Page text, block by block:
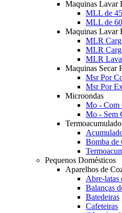
Maquinas Lavar
MLL de
MLL de
Maquinas Lavar
MLR
MLR
MLR
Maquinas Secar
Msr Por
Msr Por
Microondas
Mo - Com
Mo - Sem
Bomba de
Pequenos Domésticos
Aparelhos de
Abre-latas
Balanças
Batedeiras
Cafeteiras